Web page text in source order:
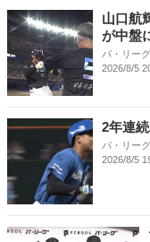
山口航
が中盤
パ・リー
2026/8/5
2年連
パ・リー
2026/8/5